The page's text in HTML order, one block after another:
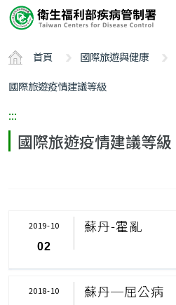
要
容
ALT+C
首頁 國際旅遊與健康
國際旅遊疫情建議等級
:::
國際旅遊疫情建議等級
蘇丹-霍亂
2019-10
02
蘇丹─屈公病
2018-10